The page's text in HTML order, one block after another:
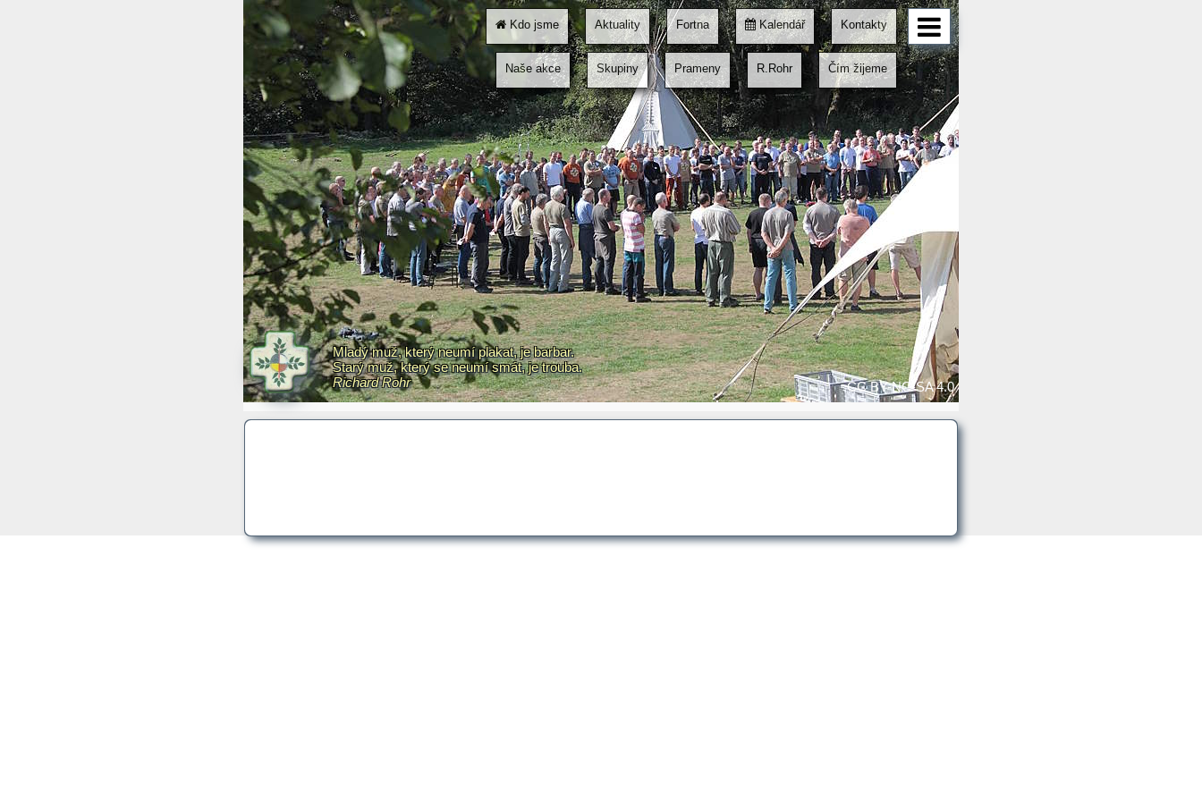
Kontakty
Kalendář
Fortna
Aktuality
Kdo jsme
Čím žijeme
R.Rohr
Prameny
Skupiny
Naše akce
Mladý muž, který neumí plakat, je barbar.
Starý muž, který se neumí smát, je trouba.
Richard Rohr
CC BY-NC-SA 4.0